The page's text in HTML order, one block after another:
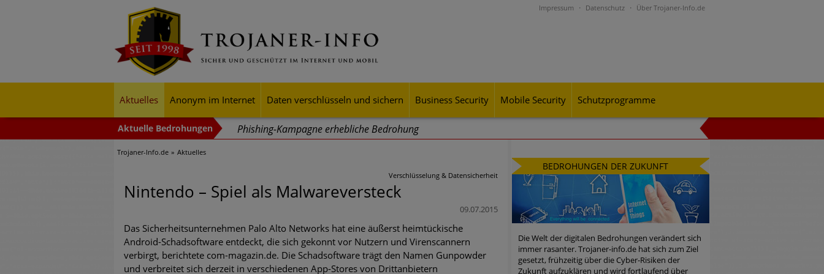
Impressum Datenschutz Über Trojaner-Info.de
Aktuelles Anonym im Internet Daten verschlüsseln und sichern Business Security Mobile Security Schutzprogramme
Phishing-Kampagne erhebliche Bedrohung
Trends bei Cyber Crimes 2024: Experten rechnen mit neue Welle an Social-Engineering-Betrugsmaschen und
Exponentiell wachsende Risiken, eine immer unübersichtlichere Cyber-Bedrohungslage – was CISOs jetzt für
Digitale Assets aller Arten im Fokus der aktuellen Cyber-Bedrohungen
Ungebremster Aufstieg: Mega-Ransomware. Deutsche Unternehmen dürfen Bedrohungspotential nicht
Trojaner-Info.de Aktuelles
Verschlüsselung & Datensicherheit
Nintendo – Spiel als Malwareversteck
09.07.2015
Das Sicherheitsunternehmen Palo Alto Networks hat eine äußerst heimtückische
Android-Schadsoftware entdeckt, die sich gekonnt vor Nutzern und Virenscannern
verbirgt, berichtete com-magazin.de. Die Schadsoftware trägt den Namen Gunpowder
und verbreitet sich derzeit in verschiedenen App-Stores von Drittanbietern
BEDROHUNGEN DER ZUKUNFT
Die Welt der digitalen Bedrohungen verändert sich
immer rasanter. Trojaner-info.de hat sich zum Ziel
gesetzt, frühzeitig über die Cyber-Risiken der
Zukunft aufzuklären und wird fortlaufend über